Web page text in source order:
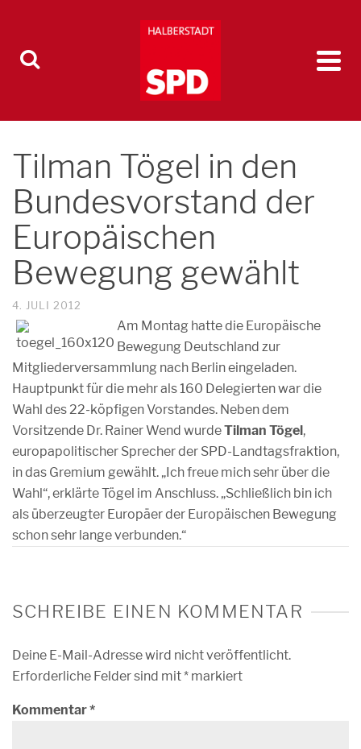
Tilman Tögel in den
Bundesvorstand der
Europäischen
Bewegung gewählt
4. JULI 2012
Am Montag hatte die Europäische
Bewegung Deutschland zur
Mitgliederversammlung nach Berlin eingeladen.
Hauptpunkt für die mehr als 160 Delegierten war die
Wahl des 22-köpfigen Vorstandes. Neben dem
Vorsitzende Dr. Rainer Wend wurdeTilman Tögel,
europapolitischer Sprecher der SPD-Landtagsfraktion,
in das Gremium gewählt. „Ich freue mich sehr über die
Wahl“, erklärte Tögel im Anschluss. „Schließlich bin ich
als überzeugter Europäer der Europäischen Bewegung
schon sehr lange verbunden.“
SCHREIBE EINEN KOMMENTAR
Deine E-Mail-Adresse wird nicht veröffentlicht.
Erforderliche Felder sind mit* markiert
Kommentar*